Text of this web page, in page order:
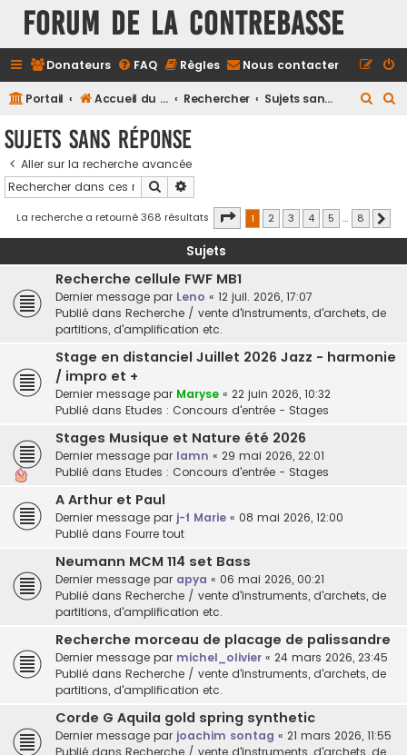
FORUM DE LA CONTREBASSE
Donateurs FAQ Règles Nous contacter
Portail Accueil du forum Rechercher Sujets sans réponse
c
h
r
c
h
r
Sujets sans réponse
Aller sur la recherche avancée
Rechercher
La recherche a retourné 368 résultats Page 1sur8
1 2 3 4 5 … 8
Sujets
Recherche cellule FWF MB1
Dernier message par Leno « 12 juil. 2026, 17:07
Publié dans Recherche / vente d'instruments, d'archets, de
partitions, d'amplification etc.
Stage en distanciel Juillet 2026 Jazz - harmonie
/ impro et +
Dernier message par Maryse « 22 juin 2026, 10:32
Publié dans Etudes : Concours d'entrée - Stages
Stages Musique et Nature été 2026
Dernier message par lamn « 29 mai 2026, 22:01
Publié dans Etudes : Concours d'entrée - Stages
A Arthur et Paul
Dernier message par j-f Marie « 08 mai 2026, 12:00
Publié dans Fourre tout
Neumann MCM 114 set Bass
Dernier message par apya « 06 mai 2026, 00:21
Publié dans Recherche / vente d'instruments, d'archets, de
partitions, d'amplification etc.
Recherche morceau de placage de palissandre
Dernier message par michel_olivier « 24 mars 2026, 23:45
Publié dans Recherche / vente d'instruments, d'archets, de
partitions, d'amplification etc.
Corde G Aquila gold spring synthetic
Dernier message par joachim sontag « 21 mars 2026, 11:55